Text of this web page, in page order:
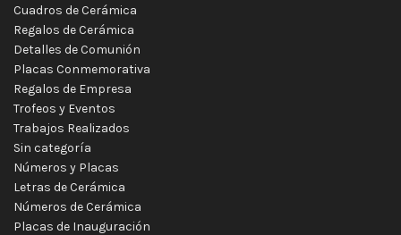
Cuadros de Cerámica
Regalos de Cerámica
Detalles de Comunión
Placas Conmemorativa
Regalos de Empresa
Trofeos y Eventos
Trabajos Realizados
Sin categoría
Números y Placas
Letras de Cerámica
Números de Cerámica
Placas de Inauguración